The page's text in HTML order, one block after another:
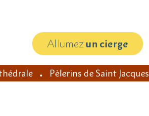
Allumezun cierge
Pèlerins de Saint Jacques